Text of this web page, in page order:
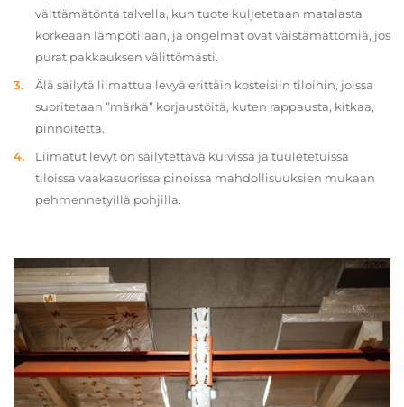
välttämätöntä talvella, kun tuote kuljetetaan matalasta
korkeaan lämpötilaan, ja ongelmat ovat väistämättömiä, jos
purat pakkauksen välittömästi.
Älä säilytä liimattua levyä erittäin kosteisiin tiloihin, joissa
suoritetaan ”märkä” korjaustöitä, kuten rappausta, kitkaa,
pinnoitetta.
Liimatut levyt on säilytettävä kuivissa ja tuuletetuissa
tiloissa vaakasuorissa pinoissa mahdollisuuksien mukaan
pehmennetyillä pohjilla.